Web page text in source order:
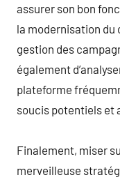
assurer son bon
la modernisation du
gestion des
également
plateforme
soucis potentiels et
Finalement, miser
merveilleuse